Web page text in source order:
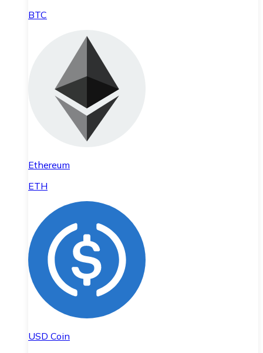
BTC
Ethereum
ETH
USD Coin